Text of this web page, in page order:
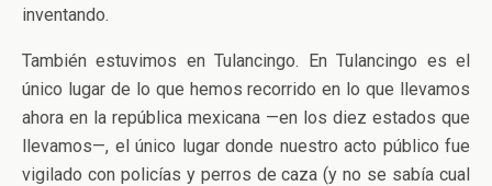
inventando.
También estuvimos en Tulancingo. En Tulancingo es el
único lugar de lo que hemos recorrido en lo que llevamos
ahora en la república mexicana —en los diez estados que
llevamos—, el único lugar donde nuestro acto público fue
vigilado con policías y perros de caza (y no se sabía cual